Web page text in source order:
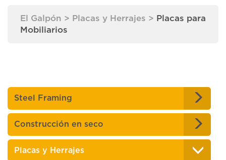
El Galpón > Placas y Herrajes > Placas para
Mobiliarios
Steel Framing
Construcción en seco
Placas y Herrajes